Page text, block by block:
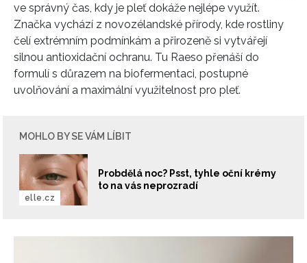
ve správný čas, kdy je pleť dokáže nejlépe využít.
Značka vychází z novozélandské přírody, kde rostliny
čelí extrémním podmínkám a přirozeně si vytvářejí
silnou antioxidační ochranu. Tu Raeso přenáší do
formulí s důrazem na biofermentaci, postupné
uvolňování a maximální využitelnost pro pleť.
MOHLO BY SE VÁM LÍBIT
Probdělá noc? Psst, tyhle oční krémy
to na vás neprozradí
elle.cz